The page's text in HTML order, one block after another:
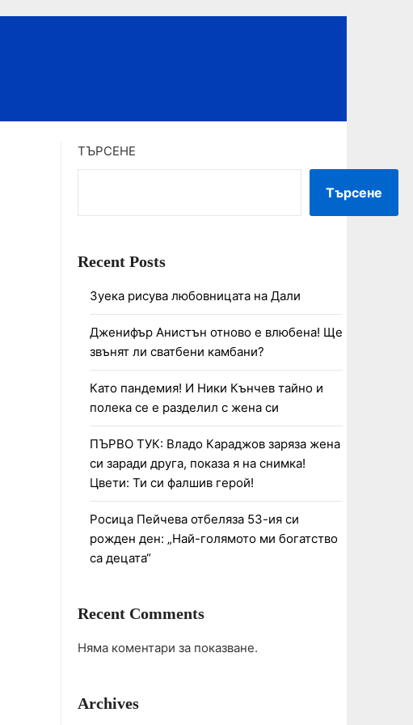
ТЪРСЕНЕ
Търсене
Recent Posts
Зуека рисува любовницата на Дали
Дженифър Анистън отново е влюбена! Ще
звънят ли сватбени камбани?
Като пандемия! И Ники Кънчев тайно и
полека се е разделил с жена си
ПЪРВО ТУК: Владо Караджов заряза жена
си заради друга, показа я на снимка!
Цвети: Ти си фалшив герой!
Росица Пейчева отбеляза 53-ия си
рожден ден: „Най-голямото ми богатство
са децата“
Recent Comments
Няма коментари за показване.
Archives